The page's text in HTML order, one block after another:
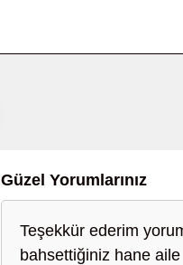
Güzel Yorumlarınız
Teşekkür ederim
bahsettiğiniz hane aile